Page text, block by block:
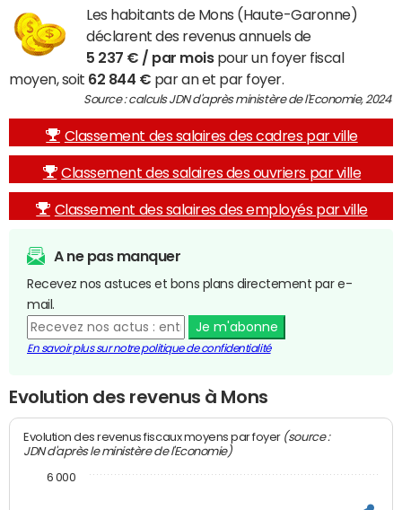
Les habitants de Mons (Haute-Garonne)
déclarent des revenus annuels de
5 237 € / par moispour un foyer fiscal
moyen, soit 62 844 € par an et par foyer.
Source : calculs JDN d'après ministère de l'Economie, 2024
Classement des salaires des cadres par ville
Classement des salaires des ouvriers par ville
Classement des salaires des employés par ville
A ne pas manquer
Recevez nos astuces et bons plans directement par e-
mail.
Je m'abonne
En savoir plus sur notre politique de confidentialité
Evolution des revenus à Mons
Evolution des revenus fiscaux moyens par foyer (source :
JDN d'après le ministère de l'Economie)
6 000